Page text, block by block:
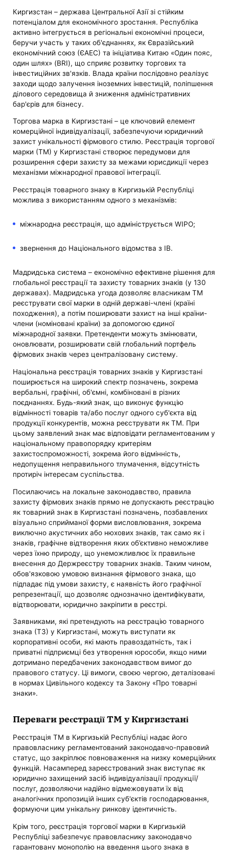
Киргизстан – держава Центральної Азії зі стійким
потенціалом для економічного зростання. Республіка
активно інтегрується в регіональні економічні процеси,
беручи участь у таких об'єднаннях, як Євразійський
економічний союз (ЄАЕС) та ініціатива Китаю «Один пояс,
один шлях» (BRI), що сприяє розвитку торгових та
інвестиційних зв'язків. Влада країни послідовно реалізує
заходи щодо залучення іноземних інвестицій, поліпшення
ділового середовища й зниження адміністративних
бар'єрів для бізнесу.
Торгова марка в Киргизстані – це ключовий елемент
комерційної індивідуалізації, забезпечуючи юридичний
захист унікальності фірмового стилю. Реєстрація торгової
марки (ТМ) у Киргизстані створює передумови для
розширення сфери захисту за межами юрисдикції через
механізми міжнародної правової інтеграції.
Реєстрація товарного знаку в Киргизькій Республіці
можлива з використанням одного з механізмів:
міжнародна реєстрація, що адмініструється WIPO;
звернення до Національного відомства з ІВ.
Мадридська система – економічно ефективне рішення для
глобальної реєстрації та захисту товарних знаків (у 130
державах). Мадридська угода дозволяє власникам ТМ
реєструвати свої марки в одній державі-члені (країні
походження), а потім поширювати захист на інші країни-
члени (номіновані країни) за допомогою єдиної
міжнародної заявки. Претенденти можуть змінювати,
оновлювати, розширювати свій глобальний портфель
фірмових знаків через централізовану систему.
Національна реєстрація товарних знаків у Киргизстані
поширюється на широкий спектр позначень, зокрема
вербальні, графічні, об'ємні, комбіновані в різних
поєднаннях. Будь-який знак, що виконує функцію
відмінності товарів та/або послуг одного суб'єкта від
продукції конкурентів, можна реєструвати як ТМ. При
цьому заявлений знак має відповідати регламентованим у
національному правопорядку критеріям
захистоспроможності, зокрема його відмінність,
недопущення неправильного тлумачення, відсутність
протиріч інтересам суспільства.
Посилаючись на локальне законодавство, правила
захисту фірмових знаків прямо не допускають реєстрацію
як товарний знак в Киргизстані позначень, позбавлених
візуально сприйманої форми висловлювання, зокрема
виключно акустичних або нюхових знаків, так само як і
знаків, графічне відтворення яких об’єктивно неможливе
через їхню природу, що унеможливлює їх правильне
внесення до Держреєстру товарних знаків. Таким чином,
обов'язковою умовою визнання фірмового знака, що
підпадає під умови захисту, є наявність його графічної
репрезентації, що дозволяє однозначно ідентифікувати,
відтворювати, юридично закріпити в реєстрі.
Заявниками, які претендують на реєстрацію товарного
знака (ТЗ) у Киргизстані, можуть виступати як
корпоративні особи, які мають правоздатність, так і
приватні підприємці без утворення юрособи, якщо ними
дотримано передбачених законодавством вимог до
правового статусу. Ці вимоги, своєю чергою, деталізовані
в нормах Цивільного кодексу та Закону «Про товарні
знаки».
Переваги реєстрації ТМ у Киргизстані
Реєстрація ТМ в Киргизькій Республіці надає його
правовласнику регламентований законодавчо-правовий
статус, що закріплює повноваження на низку комерційних
функцій. Насамперед зареєстрований знак виступає як
юридично захищений засіб індивідуалізації продукції/
послуг, дозволяючи надійно відмежовувати їх від
аналогічних пропозицій інших суб'єктів господарювання,
формуючи цим унікальну ринкову ідентичність.
Крім того, реєстрація торгової марки в Киргизькій
Республіці забезпечує правовласнику законодавчо
гарантовану монополію на введення цього знака в